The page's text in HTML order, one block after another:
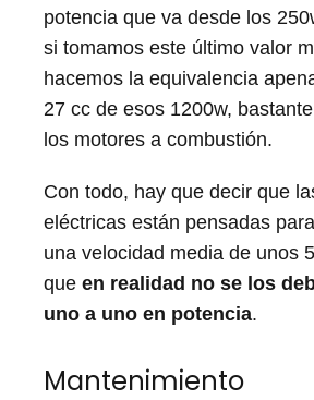
potencia que va desde los
si tomamos este último valor
hacemos la equivalencia
27 cc de esos 1200w,
los motores a combustión.
Con todo, hay que decir que
eléctricas están pensadas
una velocidad media de unos
que en realidad no se los
uno a uno en potencia.
Mantenimiento